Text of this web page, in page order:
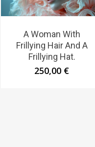
A Woman With
Frillying Hair And A
Frillying Hat.
250,00 €